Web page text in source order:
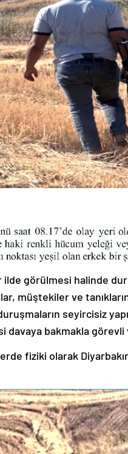
ilde görülmesi halinde
müştekiler ve
seyircisiz
davaya bakmakla görevli
fiziki olarak